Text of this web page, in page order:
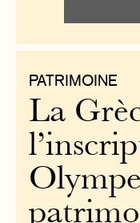
PATRIMOINE
La